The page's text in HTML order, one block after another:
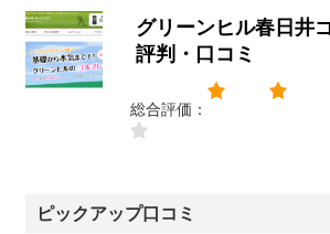
グリーンヒル春日井
評判・口コミ
総合評価：
ピックアップ口コミ